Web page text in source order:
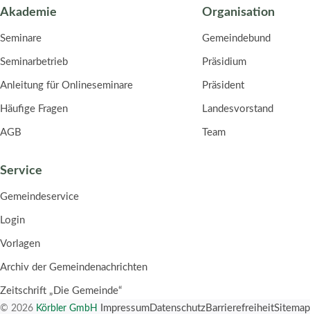
Akademie
Seminare
Seminarbetrieb
Anleitung für Onlineseminare
Häufige Fragen
AGB
Organisation
Gemeindebund
Präsidium
Präsident
Landesvorstand
Team
Service
Gemeindeservice
Login
Vorlagen
Archiv der Gemeindenachrichten
Zeitschrift „Die Gemeinde“
© 2026 Körbler GmbH ImpressumDatenschutzBarrierefreiheitSitemap